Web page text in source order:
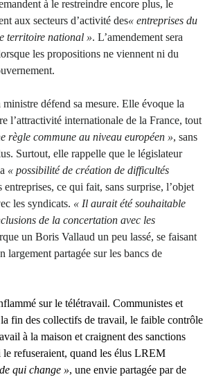
à le restreindre encore plus, le
aux secteurs d’activité des« entreprises du
territoire national ». L’amendement sera
les propositions ne viennent ni du
ministre défend sa mesure. Elle évoque la
l’attractivité internationale de la France, tout
règle commune au niveau européen », sans
Surtout, elle rappelle que le législateur
« possibilité de création de difficultés
entreprises, ce qui fait, sans surprise, l’objet
les syndicats. « Il aurait été souhaitable
de la concertation avec les
un Boris Vallaud un peu lassé, se faisant
largement partagée sur les bancs de
sur le télétravail. Communistes et
fin des collectifs de travail, le faible contrôle
à la maison et craignent des sanctions
le refuseraient, quand les élus LREM
qui change », une envie partagée par de